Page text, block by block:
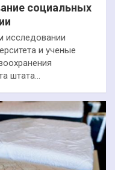
социальных
исследовании
и ученые
штата…